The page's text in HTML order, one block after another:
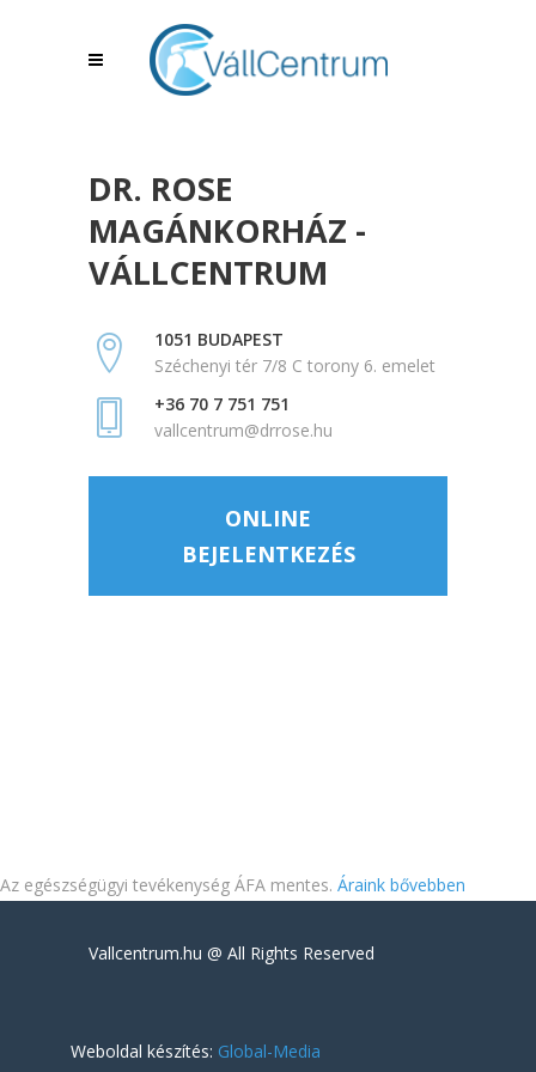
DR. ROSE
MAGÁNKORHÁZ -
VÁLLCENTRUM
1051 BUDAPEST
Széchenyi tér 7/8 C torony 6. emelet
+36 70 7 751 751
vallcentrum@drrose.hu
ONLINE
BEJELENTKEZÉS
Az egészségügyi tevékenység ÁFA mentes. Áraink bővebben
Vallcentrum.hu @ All Rights Reserved
Weboldal készítés: Global-Media